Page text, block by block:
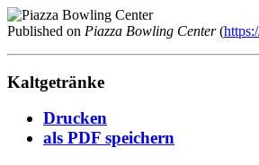
Published on Piazza Bowling Center(
Kaltgetränke
Drucken
als PDF speichern